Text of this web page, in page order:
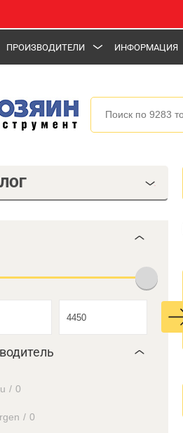
ПРОИЗВОДИТЕЛИ ИНФОРМАЦИЯ
/ 0
/ 0